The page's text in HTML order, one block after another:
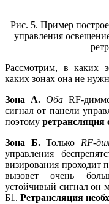
Рис. 5. Пример
управления
Рассмотрим, в каких
каких зонах она не
Зона A. Оба RF-
сигнал от панели
поэтому ретрансляция
Зона Б. Только RF-
управления
визирования проходит
вызовет очень
устойчивый сигнал он
Б1. Ретрансляция